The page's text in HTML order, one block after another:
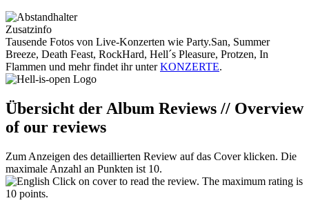
Zusatzinfo
Tausende Fotos von Live-Konzerten wie Party.San, Summer
Breeze, Death Feast, RockHard, Hell´s Pleasure, Protzen, In
Flammen und mehr findet ihr unterKONZERTE.
Übersicht der Album Reviews // Overview
of our reviews
Zum Anzeigen des detaillierten Review auf das Cover klicken. Die
maximale Anzahl an Punkten ist 10.
Click on cover to read the review. The maximum rating is
10 points.